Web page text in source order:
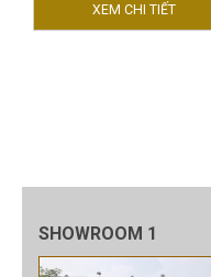
XEM CHI TIẾT
SHOWROOM 1